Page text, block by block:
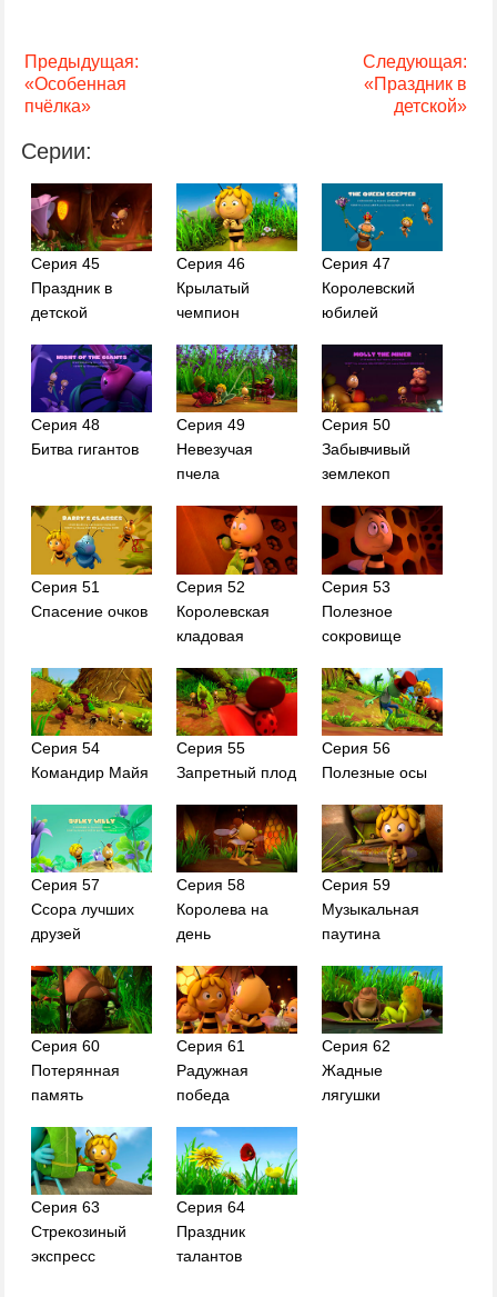
Предыдущая:
«Особенная
пчёлка»
Следующая:
«Праздник в
детской»
Серии:
Серия 45
Праздник в
детской
Серия 46
Крылатый
чемпион
Серия 47
Королевский
юбилей
Серия 48
Битва гигантов
Серия 49
Невезучая
пчела
Серия 50
Забывчивый
землекоп
Серия 51
Спасение очков
Серия 52
Королевская
кладовая
Серия 53
Полезное
сокровище
Серия 54
Командир Майя
Серия 55
Запретный плод
Серия 56
Полезные осы
Серия 57
Ссора лучших
друзей
Серия 58
Королева на
день
Серия 59
Музыкальная
паутина
Серия 60
Потерянная
память
Серия 61
Радужная
победа
Серия 62
Жадные
лягушки
Серия 63
Стрекозиный
экспресс
Серия 64
Праздник
талантов